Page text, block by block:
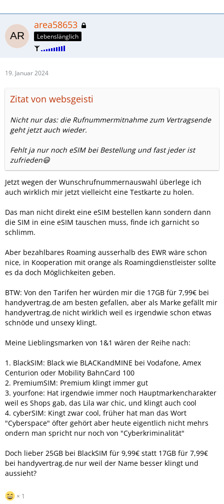
area58653
Lebenslänglich
19. Januar 2024
Zitat von websgeisti
Nicht nur das: die Rufnummermitnahme zum Vertragsende
geht jetzt auch wieder.
Fehlt ja nur noch eSIM bei Bestellung und fast jeder ist
zufrieden😃
Jetzt wegen der Wunschrufnummernauswahl überlege ich
auch wirklich mir jetzt vielleicht eine Testkarte zu holen.
Das man nicht direkt eine eSIM bestellen kann sondern dann
die SIM in eine eSIM tauschen muss, finde ich garnicht so
schlimm.
Aber bezahlbares Roaming ausserhalb des EWR wäre schon
nice, in Kooperation mit orange als Roamingdienstleister sollte
es da doch Möglichkeiten geben.
BTW: Von den Tarifen her würden mir die 17GB für 7,99€ bei
handyvertrag.de am besten gefallen, aber als Marke gefällt mir
handyvertrag.de nicht wirklich weil es irgendwie schon etwas
schnöde und unsexy klingt.
Meine Lieblingsmarken von 1&1 wären der Reihe nach:
1. BlackSIM: Black wie BLACKandMINE bei Vodafone, Amex
Centurion oder Mobility BahnCard 100
2. PremiumSIM: Premium klingt immer gut
3. yourfone: Hat irgendwie immer noch Hauptmarkencharakter
weil es Shops gab, das Lila war chic, und klingt auch cool
4. cyberSIM: Kingt zwar cool, früher hat man das Wort
"Cyberspace" öfter gehört aber heute eigentlich nicht mehrs
ondern man spricht nur noch von "Cyberkriminalität"
Doch lieber 25GB bei BlackSIM für 9,99€ statt 17GB für 7,99€
bei handyvertrag.de nur weil der Name besser klingt und
aussieht?
1